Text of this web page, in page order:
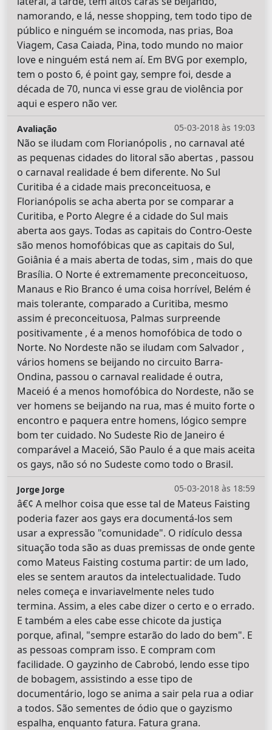
namorando, e lá, nesse shopping, tem todo tipo de
público e ninguém se incomoda, nas prias, Boa
Viagem, Casa Caiada, Pina, todo mundo no maior
love e ninguém está nem aí. Em BVG por exemplo,
tem o posto 6, é point gay, sempre foi, desde a
década de 70, nunca vi esse grau de violência por
aqui e espero não ver.
05-03-2018 às 19:03
Avaliação
Não se iludam com Florianópolis , no carnaval até
as pequenas cidades do litoral são abertas , passou
o carnaval realidade é bem diferente. No Sul
Curitiba é a cidade mais preconceituosa, e
Florianópolis se acha aberta por se comparar a
Curitiba, e Porto Alegre é a cidade do Sul mais
aberta aos gays. Todas as capitais do Contro-Oeste
são menos homofóbicas que as capitais do Sul,
Goiânia é a mais aberta de todas, sim , mais do que
Brasília. O Norte é extremamente preconceituoso,
Manaus e Rio Branco é uma coisa horrível, Belém é
mais tolerante, comparado a Curitiba, mesmo
assim é preconceituosa, Palmas surpreende
positivamente , é a menos homofóbica de todo o
Norte. No Nordeste não se iludam com Salvador ,
vários homens se beijando no circuito Barra-
Ondina, passou o carnaval realidade é outra,
Maceió é a menos homofóbica do Nordeste, não se
ver homens se beijando na rua, mas é muito forte o
encontro e paquera entre homens, lógico sempre
bom ter cuidado. No Sudeste Rio de Janeiro é
comparável a Maceió, São Paulo é a que mais aceita
os gays, não só no Sudeste como todo o Brasil.
05-03-2018 às 18:59
Jorge Jorge
â€¢ A melhor coisa que esse tal de Mateus Faisting
poderia fazer aos gays era documentá-los sem
usar a expressão "comunidade". O ridículo dessa
situação toda são as duas premissas de onde gente
como Mateus Faisting costuma partir: de um lado,
eles se sentem arautos da intelectualidade. Tudo
neles começa e invariavelmente neles tudo
termina. Assim, a eles cabe dizer o certo e o errado.
E também a eles cabe esse chicote da justiça
porque, afinal, "sempre estarão do lado do bem". E
as pessoas compram isso. E compram com
facilidade. O gayzinho de Cabrobó, lendo esse tipo
de bobagem, assistindo a esse tipo de
documentário, logo se anima a sair pela rua a odiar
a todos. São sementes de ódio que o gayzismo
espalha, enquanto fatura. Fatura grana.